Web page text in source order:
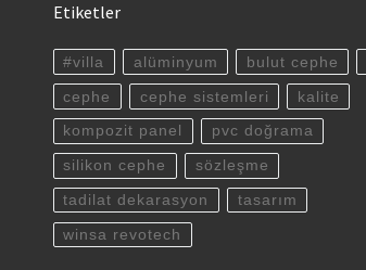
Etiketler
#villa alüminyum bulut cephe
cephe cephe sistemleri kalite
kompozit panel pvc doğrama
silikon cephe sözleşme
tadilat dekarasyon tasarım
winsa revotech